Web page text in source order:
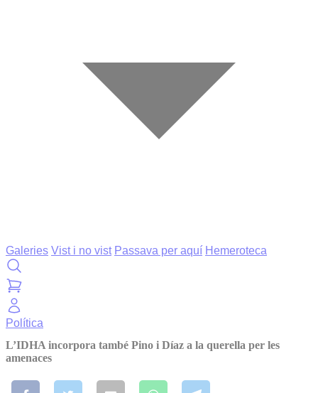
Galeries Vist i no vist Passava per aquí Hemeroteca
Política
L’IDHA incorpora també Pino i Díaz a la querella per les
amenaces